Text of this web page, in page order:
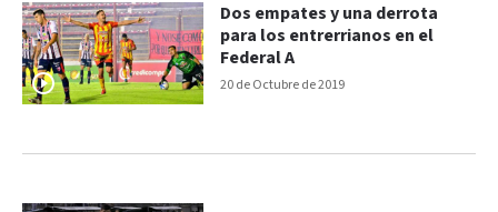
20 de Octubre de 2019
Dos empates y una derrota
para los entrerrianos en el
Federal A